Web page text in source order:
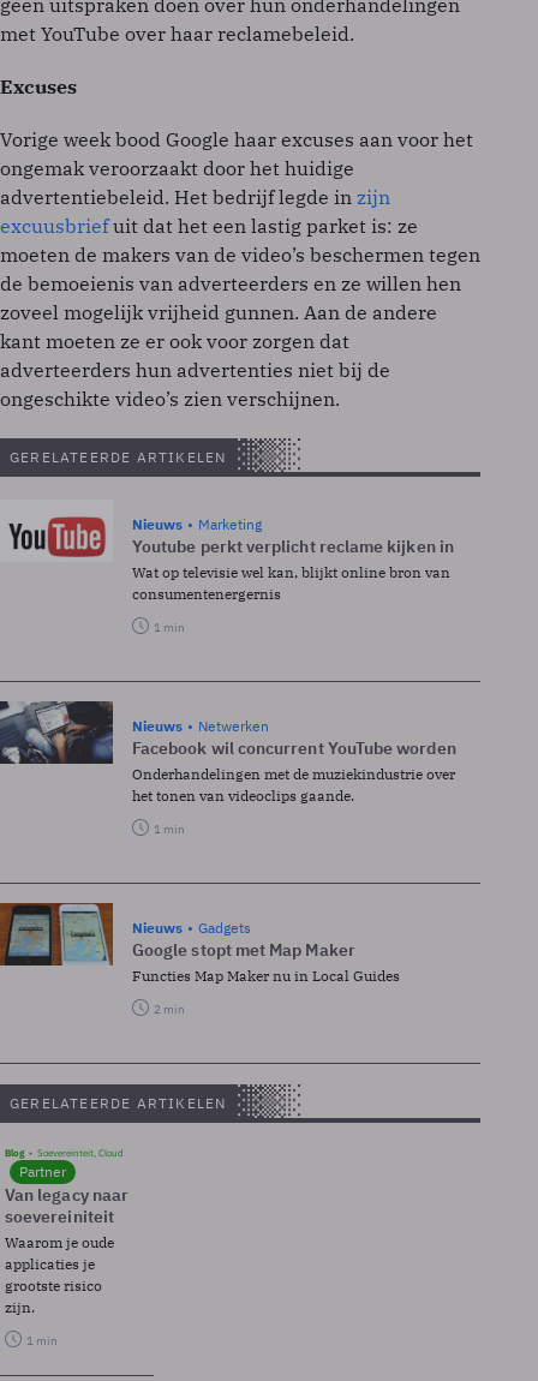
met YouTube over haar reclamebeleid.
Excuses
Vorige week bood Google haar excuses aan voor het
ongemak veroorzaakt door het huidige
advertentiebeleid. Het bedrijf legde in zijn
excuusbriefuit dat het een lastig parket is: ze
moeten de makers van de video’s beschermen tegen
de bemoeienis van adverteerders en ze willen hen
zoveel mogelijk vrijheid gunnen. Aan de andere
kant moeten ze er ook voor zorgen dat
adverteerders hun advertenties niet bij de
ongeschikte video’s zien verschijnen.
GERELATEERDE ARTIKELEN
Nieuws Marketing
Youtube perkt verplicht reclame kijken in
Wat op televisie wel kan, blijkt online bron van
consumentenergernis
1 min
Nieuws Netwerken
Facebook wil concurrent YouTube worden
Onderhandelingen met de muziekindustrie over
het tonen van videoclips gaande.
1 min
Nieuws Gadgets
Google stopt met Map Maker
Functies Map Maker nu in Local Guides
2 min
GERELATEERDE ARTIKELEN
Blog Soevereinteit, Cloud
Partner
Van legacy naar
soevereiniteit
Waarom je oude
applicaties je
grootste risico
zijn.
1 min